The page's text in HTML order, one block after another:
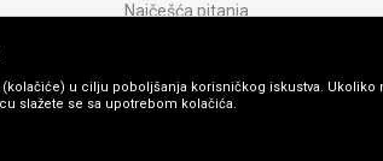
Najčešća pitanja
u cilju poboljšanja korisničkog iskustva. Ukoliko
slažete se sa upotrebom kolačića.